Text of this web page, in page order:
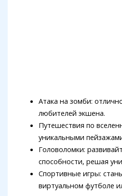
Атака на зомби:
любителей экшена.
Путешествия по
уникальными
Головоломки:
способности, решая
Спортивные игры:
виртуальном футболе